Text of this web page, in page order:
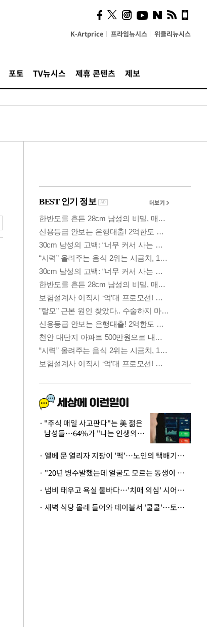
K-Artprice 프라임뉴시스 위클리뉴시스
포토 TV뉴시스 제휴 콘텐츠 제보
시, 스마트폰 액세서리에
NFC 더했다
"주식 매일 사고판다"는 美 젊은
남성들…64%가 "나는 인생의
· 엘베 문 열리자 지팡이 '퍽'…노인의 택배기사 폭행 이유
· "20년 병수발했는데 얼굴도 모르는 동생이 유산 절반을"…배다른 형제 상속권 있을까
· 냄비 태우고 욕실 물바다…'치매 의심' 시어머니 검사 권유했다가 '날벼락'
· 새벽 식당 몰래 들어와 테이블서 '쿨쿨'…토사물 남기고 사라진 남성